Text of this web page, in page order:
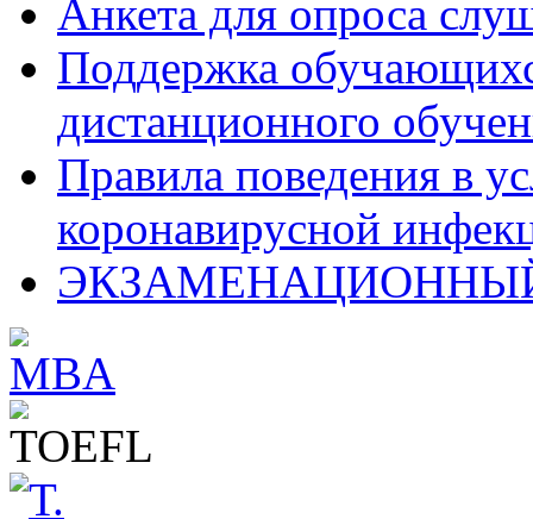
Анкета для опроса
Поддержка
дистанционного
Правила поведения в
коронавирусной
ЭКЗАМЕНАЦИОННЫЙ